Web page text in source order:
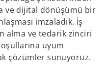
ve dijital dönüşümü bir
imzaladık. İş
alma ve tedarik zinciri
uyum
çözümler sunuyoruz.